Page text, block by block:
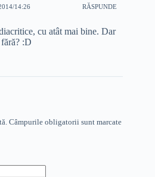
14:26 RĂSPUNDE
cu atât mai bine. Dar
:D
Câmpurile obligatorii sunt marcate